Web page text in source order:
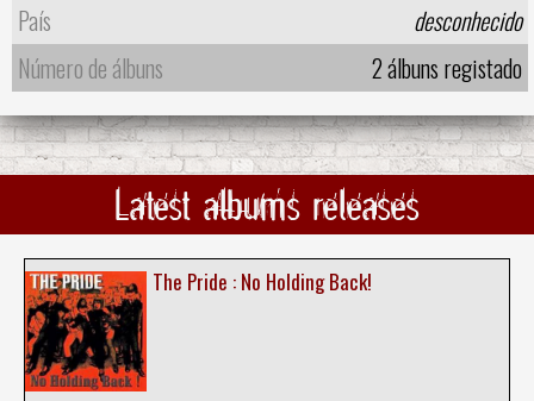
País
desconhecido
Número de álbuns
2 álbuns registado
Latest albums releases
The Pride : No Holding Back!